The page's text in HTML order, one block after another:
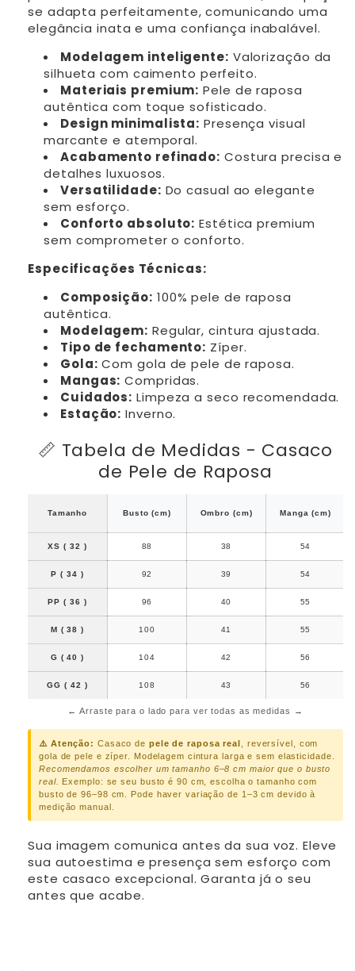
se adapta perfeitamente, comunicando uma
elegância inata e uma confiança inabalável.
Modelagem inteligente: Valorização da
silhueta com caimento perfeito.
Materiais premium: Pele de raposa
autêntica com toque sofisticado.
Design minimalista: Presença visual
marcante e atemporal.
Acabamento refinado: Costura precisa e
detalhes luxuosos.
Versatilidade: Do casual ao elegante
sem esforço.
Conforto absoluto: Estética premium
sem comprometer o conforto.
Especificações Técnicas:
Composição: 100% pele de raposa
autêntica.
Modelagem: Regular, cintura ajustada.
Tipo de fechamento: Zíper.
Gola: Com gola de pele de raposa.
Mangas: Compridas.
Cuidados: Limpeza a seco recomendada.
Estação: Inverno.
📏 Tabela de Medidas - Casaco
de Pele de Raposa
Tamanho Busto (cm) Ombro (cm) Manga (cm)
XS ( 32 ) 88 38 54
P ( 34 ) 92 39 54
PP ( 36 ) 96 40 55
M ( 38 ) 100 41 55
G ( 40 ) 104 42 56
GG ( 42 ) 108 43 56
← Arraste para o lado para ver todas as medidas →
⚠️ Atenção: Casaco de pele de raposa real , reversível, com
gola de pele e zíper. Modelagem cintura larga e sem elasticidade.
Recomendamos escolher um tamanho 6–8 cm maior que o busto
real. Exemplo: se seu busto é 90 cm, escolha o tamanho com
busto de 96–98 cm. Pode haver variação de 1–3 cm devido à
medição manual.
Sua imagem comunica antes da sua voz. Eleve
sua autoestima e presença sem esforço com
este casaco excepcional. Garanta já o seu
antes que acabe.